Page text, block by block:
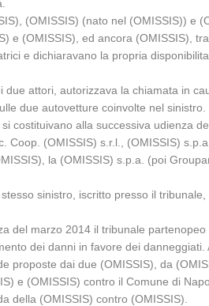
(OMISSIS) (nato nel (OMISSIS)) e
e (OMISSIS), ed ancora (OMISSIS),
e dichiaravano la propria
attori, autorizzava la chiamata in
due autovetture coinvolte nel sinistro.
costituivano alla successiva udienza
(OMISSIS) s.r.l., (OMISSIS)
la (OMISSIS) s.p.a. (poi
sinistro, iscritto presso il
del marzo 2014 il tribunale
dei danni in favore dei
proposte dai due (OMISSIS), da
e (OMISSIS) contro il Comune di
della (OMISSIS) contro (OMISSIS).